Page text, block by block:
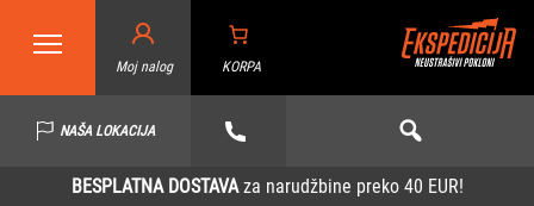
Moj nalog KORPA
NAŠA LOKACIJA
BESPLATNA DOSTAVAza narudžbine preko 40 EUR!